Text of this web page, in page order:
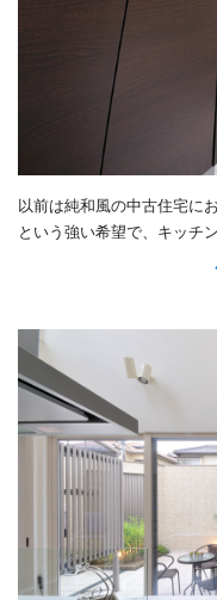
以前は純和風の中古住宅に
という強い希望で、キッチ
る、さわやかな空間を実現